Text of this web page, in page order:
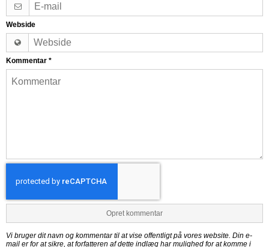
Webside
Kommentar *
Opret kommentar
Vi bruger dit navn og kommentar til at vise offentligt på vores website. Din e-
mail er for at sikre, at forfatteren af dette indlæg har mulighed for at komme i